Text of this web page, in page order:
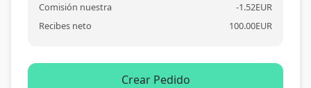
Comisión nuestra -1.52EUR
Recibes neto
100.00EUR
Crear Pedido